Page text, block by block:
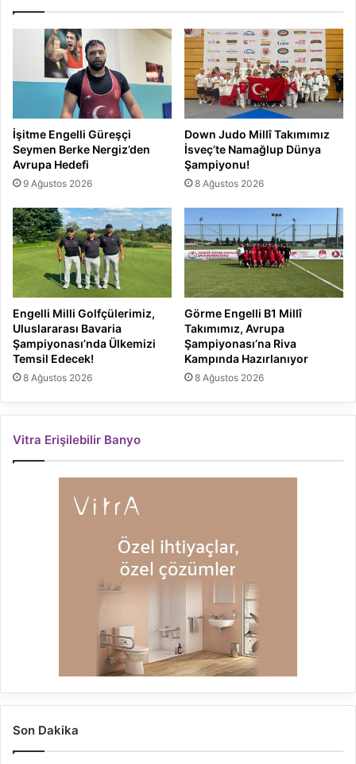
İşitme Engelli Güreşçi
Seymen Berke Nergiz’den
Avrupa Hedefi
9 Ağustos 2026
Down Judo Millî Takımımız
İsveç’te Namağlup Dünya
Şampiyonu!
8 Ağustos 2026
Engelli Milli Golfçülerimiz,
Uluslararası Bavaria
Şampiyonası’nda Ülkemizi
Temsil Edecek!
8 Ağustos 2026
Görme Engelli B1 Millî
Takımımız, Avrupa
Şampiyonası’na Riva
Kampında Hazırlanıyor
8 Ağustos 2026
Vitra Erişilebilir Banyo
Son Dakika